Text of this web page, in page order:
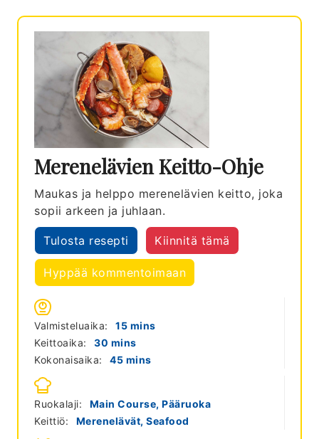
Merenelävien Keitto-Ohje
Maukas ja helppo merenelävien keitto, joka
sopii arkeen ja juhlaan.
Tulosta resepti Kiinnitä tämä
Hyppää kommentoimaan
Valmisteluaika: 15minutes
mins
Keittoaika:
30 minutes
mins
Kokonaisaika:
45minutes
mins
Ruokalaji:
Main Course, Pääruoka
Keittiö:
Merenelävät, Seafood